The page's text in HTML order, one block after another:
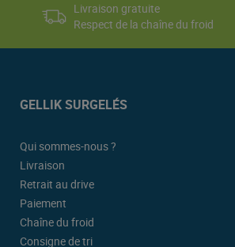
Livraison gratuite
Respect de la chaîne du froid
GELLIK SURGELÉS
Qui sommes-nous ?
Livraison
Retrait au drive
Paiement
Chaîne du froid
Consigne de tri